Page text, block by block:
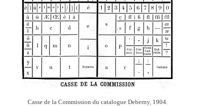
Casse de la Commission du catalogue Deberny, 1904.